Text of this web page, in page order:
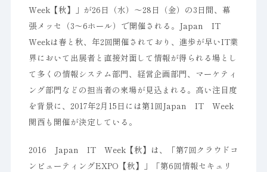
Week【秋】」が26日（水）～28日（金）の3日間、幕
張メッセ（3～6ホール）で開催される。Japan IT
Weekは春と秋、年2回開催されており、進歩が早いIT業
界において出展者と直接対面して情報が得られる場とし
て多くの情報システム部門、経営企画部門、マーケティ
ング部門などの担当者の来場が見込まれる。高い注目度
を背景に、2017年2月15日には第1回Japan IT Week
関西も開催が決定している。
2016 Japan IT Week【秋】は、「第7回クラウドコ
ンピューティングEXPO【秋】」「第6回情報セキュリ